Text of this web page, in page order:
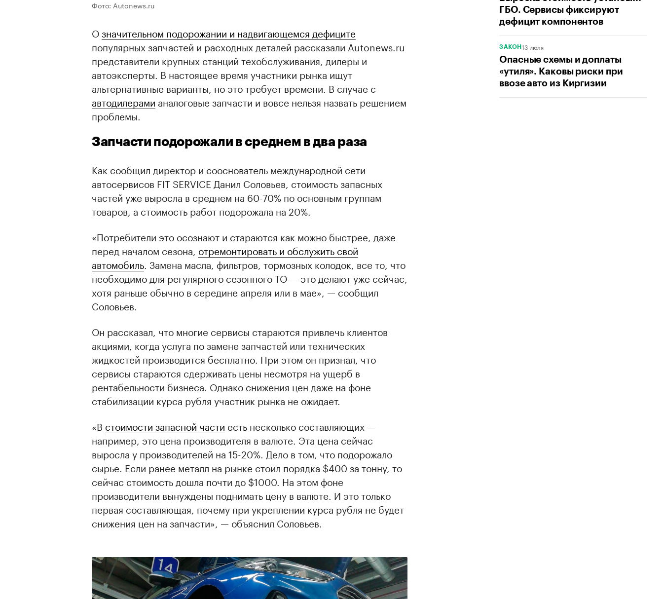
ГБО. Сервисы фиксируют
дефицит компонентов
ЗАКОН 13 июля
Опасные схемы и доплаты
«утиля». Каковы риски при
ввозе авто из Киргизии
Фото: Autonews.ru
Означительном подорожании и надвигающемся дефиците
популярных запчастей и расходных деталей рассказали Autonews.ru
представители крупных станций техобслуживания, дилеры и
автоэксперты. В настоящее время участники рынка ищут
альтернативные варианты, но это требует времени. В случае с
автодилерами аналоговые запчасти и вовсе нельзя назвать решением
проблемы.
Запчасти подорожали в среднем в два раза
Как сообщил директор и сооснователь международной сети
автосервисов FIT SERVICE Данил Соловьев, стоимость запасных
частей уже выросла в среднем на 60-70% по основным группам
товаров, а стоимость работ подорожала на 20%.
«Потребители это осознают и стараются как можно быстрее, даже
перед началом сезона, отремонтировать и обслужить свой
автомобиль . Замена масла, фильтров, тормозных колодок, все то, что
необходимо для регулярного сезонного ТО — это делают уже сейчас,
хотя раньше обычно в середине апреля или в мае», — сообщил
Соловьев.
Он рассказал, что многие сервисы стараются привлечь клиентов
акциями, когда услуга по замене запчастей или технических
жидкостей производится бесплатно. При этом он признал, что
сервисы стараются сдерживать цены несмотря на ущерб в
рентабельности бизнеса. Однако снижения цен даже на фоне
стабилизации курса рубля участник рынка не ожидает.
«В стоимости запасной части есть несколько составляющих —
например, это цена производителя в валюте. Эта цена сейчас
выросла у производителей на 15-20%. Дело в том, что подорожало
сырье. Если ранее металл на рынке стоил порядка $400 за тонну, то
сейчас стоимость дошла почти до $1000. На этом фоне
производители вынуждены поднимать цену в валюте. И это только
первая составляющая, почему при укреплении курса рубля не будет
снижения цен на запчасти», — объяснил Соловьев.